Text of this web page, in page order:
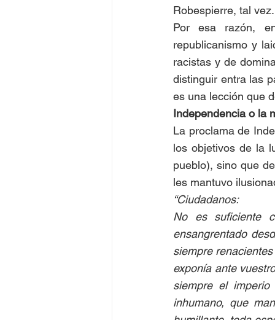
Robespierre, tal
Por esa razón,
republicanismo y
racistas y de
distinguir entra las
es una lección que
Independencia o la
La proclama de
los objetivos de la
pueblo), sino que
les mantuvo
“Ciudadanos:
No es suficiente
ensangrentado
siempre
exponía ante
siempre el
inhumano, que